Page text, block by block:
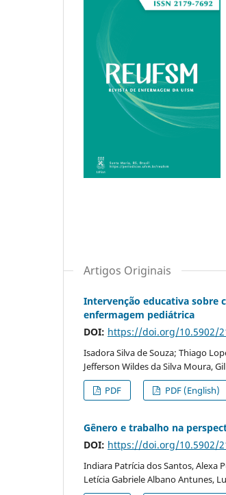
Artigos Originais
Intervenção educativa sobre
enfermagem pediátrica
DOI: https://doi.org/10.5902/
Isadora Silva de Souza; Thiago
Jefferson Wildes da Silva Moura,
PDF PDF (English)
Gênero e trabalho na
DOI: https://doi.org/10.5902/
Indiara Patrícia dos Santos, Alexa
Letícia Gabriele Albano Antunes,